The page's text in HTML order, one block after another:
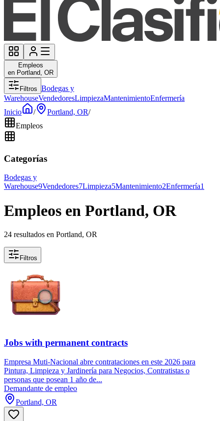
Empleos
en Portland, OR
Filtros Bodegas y
WarehouseVendedoresLimpiezaMantenimientoEnfermería
Inicio
/ Portland, OR/
Empleos
Categorías
Bodegas y
Warehouse9Vendedores7Limpieza5Mantenimiento2Enfermería1
Empleos en Portland, OR
24 resultados en Portland, OR
Filtros
Jobs with permanent contracts
Empresa Muti-Nacional abre contrataciones en este 2026 para
Pintura, Limpieza y Jardinería para Negocios, Contratistas o
personas que posean 1 año de...
Demandante de empleo
Portland, OR